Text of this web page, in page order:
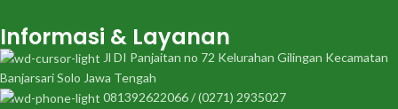
Informasi & Layanan
Jl DI Panjaitan no 72 Kelurahan Gilingan Kecamatan
Banjarsari Solo Jawa Tengah
081392622066 / (0271) 2935027